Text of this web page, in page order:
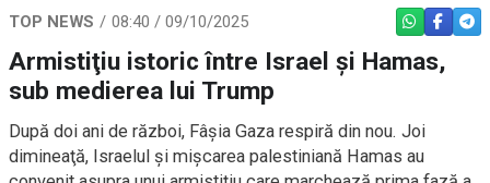
TOP NEWS 08:40 / 09/10/2025 WHATSAPP
Armistiţiu istoric între Israel şi Hamas,
sub medierea lui Trump
După doi ani de război, Fâşia Gaza respiră din nou. Joi
dimineaţă, Israelul şi mişcarea palestiniană Hamas au